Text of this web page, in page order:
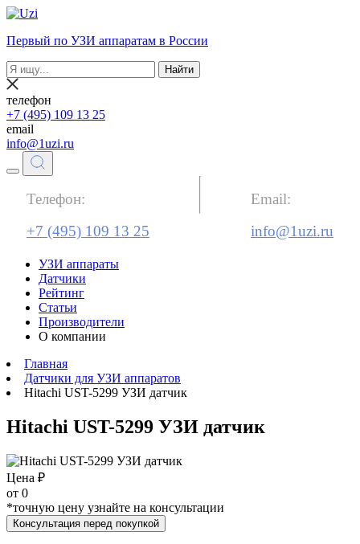
Первый по УЗИ аппаратам в России
Найти
телефон
+7 (495) 109 13 25
email
info@1uzi.ru
Телефон:
+7 (495) 109 13 25
Email:
info@1uzi.ru
УЗИ аппараты
Датчики
Рейтинг
Статьи
Производители
О компании
Главная
Датчики для УЗИ аппаратов
Hitachi UST-5299 УЗИ датчик
Hitachi UST-5299 УЗИ датчик
Цена ₽
от 0
*точную цену узнайте на консультации
Консультация перед покупкой